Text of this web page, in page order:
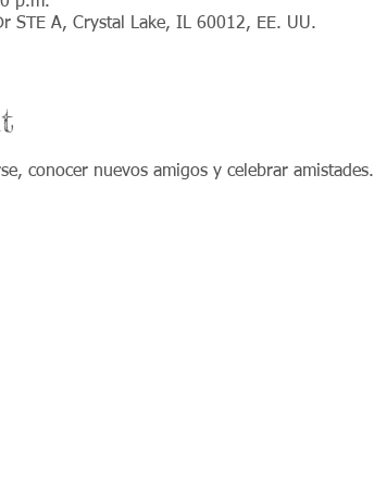
STE A, Crystal Lake, IL 60012, EE. UU.
conocer nuevos amigos y celebrar amistades.